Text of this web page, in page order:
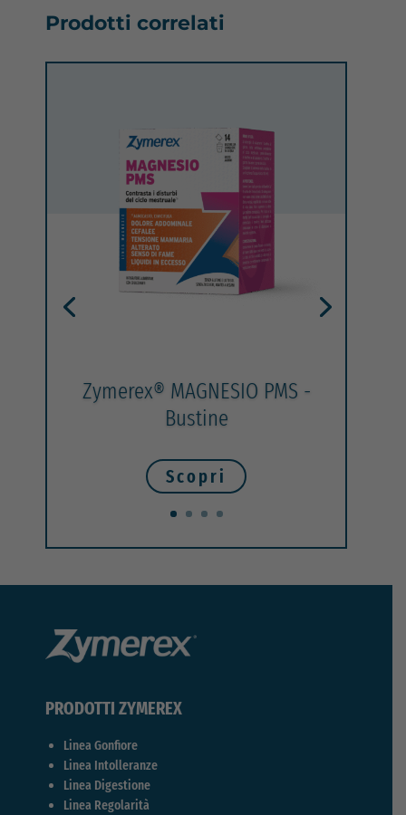
Prodotti correlati
Zymerex® MAGNESIO PMS -
Bustine
Scopri
PRODOTTI ZYMEREX
Linea Gonfiore
Linea Intolleranze
Linea Digestione
Linea Regolarità